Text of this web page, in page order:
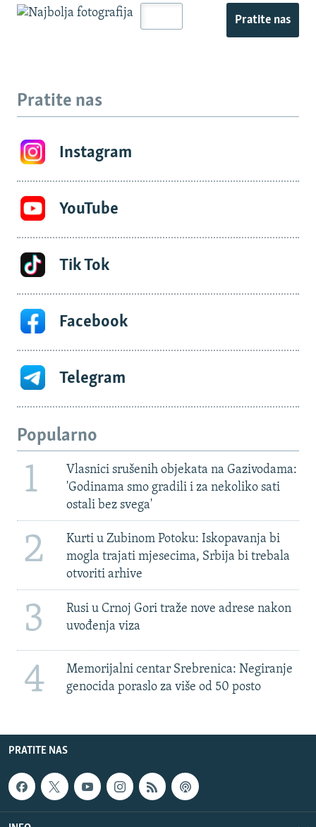
Pratite nas
Pratite nas
Instagram
YouTube
Tik Tok
Facebook
Telegram
Popularno
1
Vlasnici srušenih objekata na Gazivodama:
'Godinama smo gradili i za nekoliko sati
ostali bez svega'
2
Kurti u Zubinom Potoku: Iskopavanja bi
mogla trajati mjesecima, Srbija bi trebala
otvoriti arhive
3
Rusi u Crnoj Gori traže nove adrese nakon
uvođenja viza
4
Memorijalni centar Srebrenica: Negiranje
genocida poraslo za više od 50 posto
PRATITE NAS